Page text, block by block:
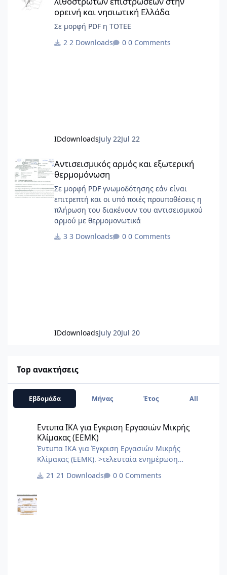
ορεινή και νησιωτική Ελλάδα
Σε μορφή PDF η ΤΟΤΕΕ
2 Downloads
0 Comments
IDdownloadsJuly 22Jul 22
Αντισεισμικός αρμός και εξωτερική
θερμομόνωση
Σε μορφή PDF γνωμοδότησης εάν είναι
επιτρεπτή και οι υπό ποιές προυποθέσεις η
πλήρωση του διακένουν του αντισεισμικού
αρμού με θερμομονωτικά
3 Downloads
0 Comments
IDdownloadsJuly 20Jul 20
Top ανακτήσεις
Εβδομάδα Μήνας Έτος All
Εντυπα ΙΚΑ για Εγκριση Εργασιών Μικρής
Κλίμακας (ΕΕΜΚ)
Έντυπα ΙΚΑ για Έγκριση Εργασιών Μικρής
Κλίμακας (ΕΕΜΚ). >τελευταία ενημέρωση
2.3.Εξουσιοδότηση αίτησης – δήλωσης
21 Downloads 0 Comments